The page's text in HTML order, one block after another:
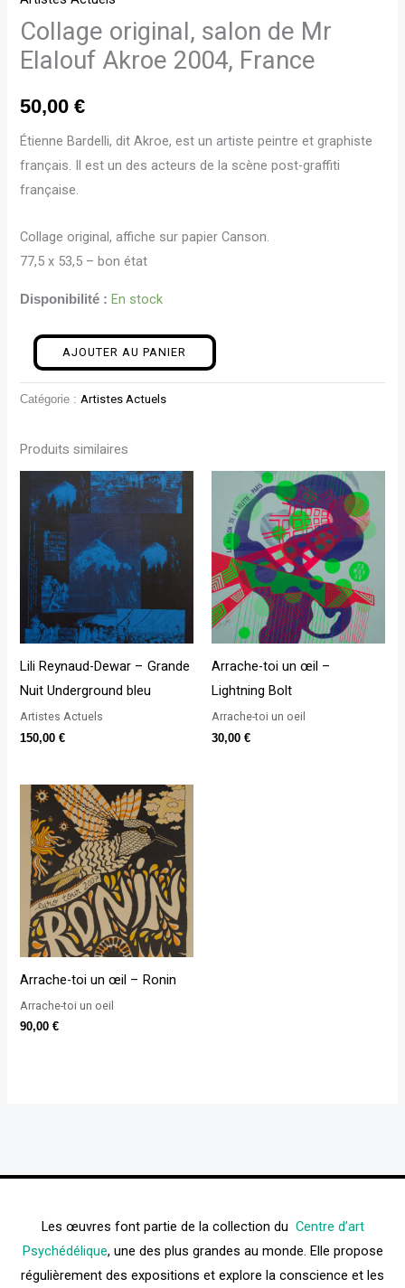
Collage original, salon de Mr
Elalouf Akroe 2004, France
50,00€
Étienne Bardelli, dit Akroe, est un artiste peintre et graphiste
français . Il est un des acteurs de la scène post-graffiti
française.
Collage original, affiche sur papier Canson.
77,5 x 53,5 – bon état
Disponibilité : En stock
AJOUTER AU PANIER
Catégorie :Artistes Actuels
Produits similaires
Lili Reynaud-Dewar – Grande
Nuit Underground bleu
Artistes Actuels
150,00€
Arrache-toi un œil –
Lightning Bolt
Arrache-toi un oeil
30,00 €
Arrache-toi un œil – Ronin
Arrache-toi un oeil
90,00€
Les œuvres font partie de la collection du Centre d’art
Psychédélique, une des plus grandes au monde. Elle propose
régulièrement des expositions et explore la conscience et les